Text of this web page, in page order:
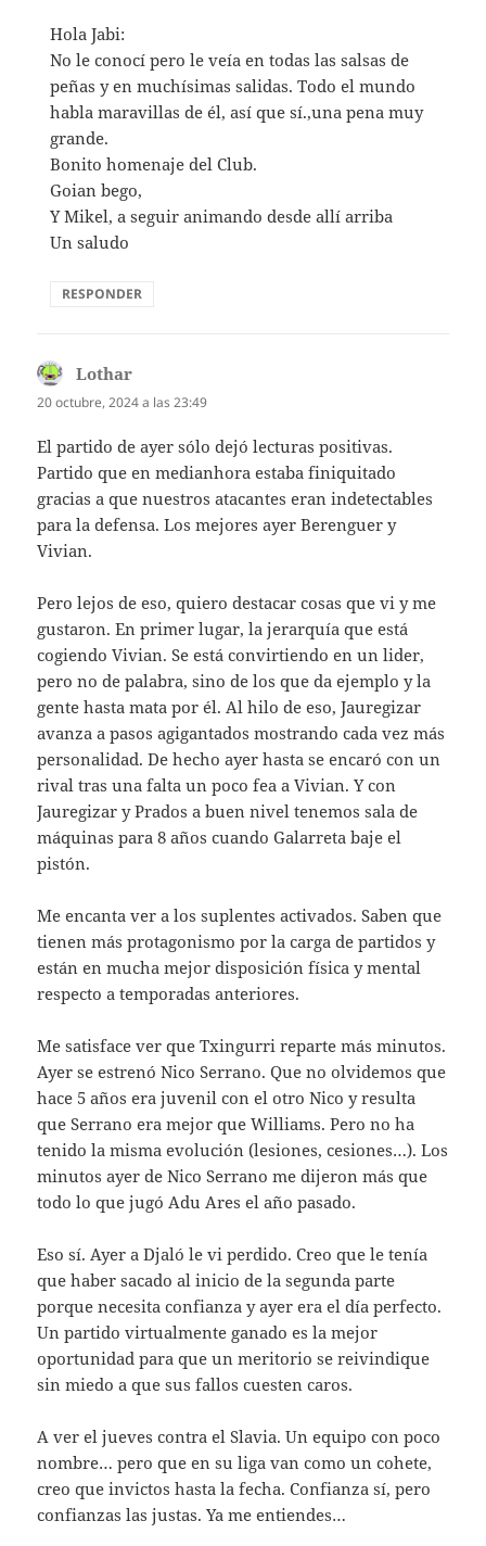
Hola Jabi:
No le conocí pero le veía en todas las salsas de
peñas y en muchísimas salidas. Todo el mundo
habla maravillas de él, así que sí.,una pena muy
grande.
Bonito homenaje del Club.
Goian bego,
Y Mikel, a seguir animando desde allí arriba
Un saludo
RESPONDER
Lothar
20 octubre, 2024 a las 23:49
El partido de ayer sólo dejó lecturas positivas.
Partido que en medianhora estaba finiquitado
gracias a que nuestros atacantes eran indetectables
para la defensa. Los mejores ayer Berenguer y
Vivian.
Pero lejos de eso, quiero destacar cosas que vi y me
gustaron. En primer lugar, la jerarquía que está
cogiendo Vivian. Se está convirtiendo en un lider,
pero no de palabra, sino de los que da ejemplo y la
gente hasta mata por él. Al hilo de eso, Jauregizar
avanza a pasos agigantados mostrando cada vez más
personalidad. De hecho ayer hasta se encaró con un
rival tras una falta un poco fea a Vivian. Y con
Jauregizar y Prados a buen nivel tenemos sala de
máquinas para 8 años cuando Galarreta baje el
pistón.
Me encanta ver a los suplentes activados. Saben que
tienen más protagonismo por la carga de partidos y
están en mucha mejor disposición física y mental
respecto a temporadas anteriores.
Me satisface ver que Txingurri reparte más minutos.
Ayer se estrenó Nico Serrano. Que no olvidemos que
hace 5 años era juvenil con el otro Nico y resulta
que Serrano era mejor que Williams. Pero no ha
tenido la misma evolución (lesiones, cesiones…). Los
minutos ayer de Nico Serrano me dijeron más que
todo lo que jugó Adu Ares el año pasado.
Eso sí. Ayer a Djaló le vi perdido. Creo que le tenía
que haber sacado al inicio de la segunda parte
porque necesita confianza y ayer era el día perfecto.
Un partido virtualmente ganado es la mejor
oportunidad para que un meritorio se reivindique
sin miedo a que sus fallos cuesten caros.
A ver el jueves contra el Slavia. Un equipo con poco
nombre… pero que en su liga van como un cohete,
creo que invictos hasta la fecha. Confianza sí, pero
confianzas las justas. Ya me entiendes…